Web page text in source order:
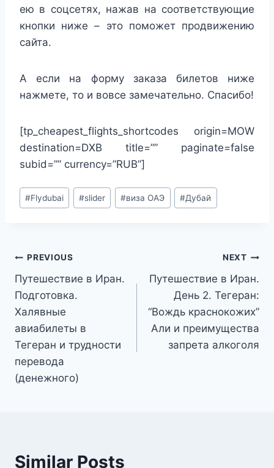
ею в соцсетях, нажав на соответствующие
кнопки ниже – это поможет продвижению
сайта.
А если на форму заказа билетов ниже
нажмете, то и вовсе замечательно. Спасибо!
[tp_cheapest_flights_shortcodes origin=MOW
destination=DXB title=”” paginate=false
subid=”” currency=”RUB”]
Post
Tags:
#Flydubai #slider #виза ОАЭ #Дубай
Post
navigation
PREVIOUS
Путешествие в Иран.
Подготовка.
Халявные
авиабилеты в
Тегеран и трудности
перевода
(денежного)
NEXT
Путешествие в Иран.
День 2. Тегеран:
“Вождь краснокожих”
Али и преимущества
запрета алкоголя
Similar Posts